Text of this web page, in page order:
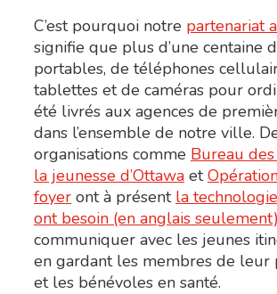
C’est pourquoi notre partenariat
signifie que plus d’une centaine
portables, de téléphones
tablettes et de caméras pour
été livrés aux agences de
dans l’ensemble de notre ville.
organisations comme Bureau
la jeunesse d’Ottawa et
foyer ont à présent la
ont besoin (en anglais seulement)
communiquer avec les jeunes
en gardant les membres de leur
et les bénévoles en santé.